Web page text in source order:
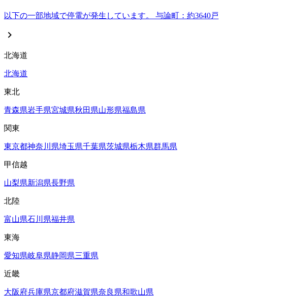
以下の一部地域で停電が発生しています。 与論町：約3640戸
北海道
北海道
東北
青森県岩手県宮城県秋田県山形県福島県
関東
東京都神奈川県埼玉県千葉県茨城県栃木県群馬県
甲信越
山梨県新潟県長野県
北陸
富山県石川県福井県
東海
愛知県岐阜県静岡県三重県
近畿
大阪府兵庫県京都府滋賀県奈良県和歌山県